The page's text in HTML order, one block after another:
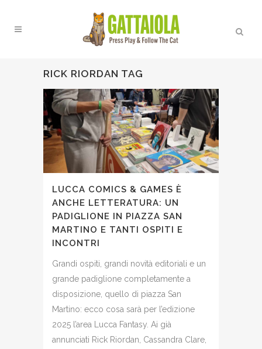
RICK RIORDAN TAG
LUCCA COMICS & GAMES È
ANCHE LETTERATURA: UN
PADIGLIONE IN PIAZZA SAN
MARTINO E TANTI OSPITI E
INCONTRI
Grandi ospiti, grandi novità editoriali e un
grande padiglione completamente a
disposizione, quello di piazza San
Martino: ecco cosa sarà per l’edizione
2025 l’area Lucca Fantasy. Ai già
annunciati Rick Riordan, Cassandra Clare,